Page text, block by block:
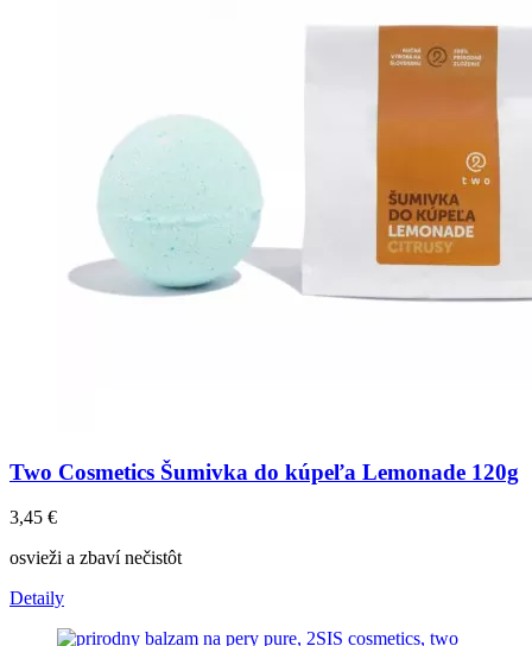
Two Cosmetics Šumivka do kúpeľa Lemonade 120g
3,45 €
osvieži a zbaví nečistôt
Detaily